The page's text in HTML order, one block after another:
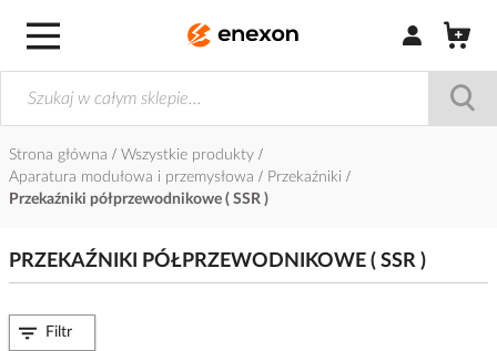
Zaloguj się /
Strona główna
Wszystkie produkty
Aparatura modułowa i przemysłowa
Przekaźniki
Przekaźniki półprzewodnikowe ( SSR )
PRZEKAŹNIKI PÓŁPRZEWODNIKOWE ( SSR )
Filtr